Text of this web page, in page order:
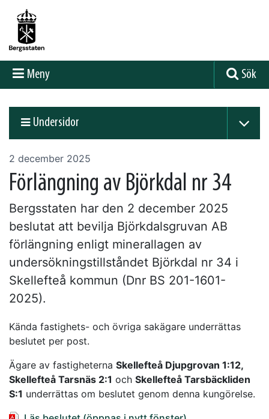
Meny Sök
Undersidor
2 december 2025
Förlängning av Björkdal nr 34
Bergsstaten har den 2 december 2025
beslutat att bevilja Björkdalsgruvan AB
förlängning enligt minerallagen av
undersökningstillståndet Björkdal nr 34 i
Skellefteå kommun (Dnr BS 201-1601-
2025).
Kända fastighets- och övriga sakägare underrättas
beslutet per post.
Ägare av fastigheterna Skellefteå Djupgrovan 1:12,
Skellefteå Tarsnäs 2:1 och Skellefteå Tarsbäckliden
S:1 underrättas om beslutet genom denna kungörelse.